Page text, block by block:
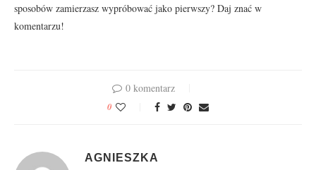
sposobów zamierzasz wypróbować jako pierwszy? Daj znać w
komentarzu!
0 komentarz
0
AGNIESZKA